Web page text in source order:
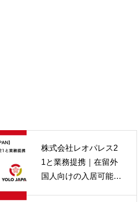
株式会社レオパレス2
1と業務提携｜在留外
国人向けの入居可能な